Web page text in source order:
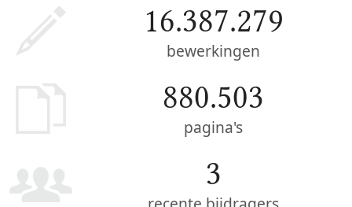
16.387.279
bewerkingen
880.503
pagina's
3